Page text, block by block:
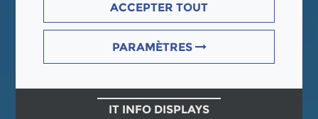
ACCEPTER TOUT
PARAMÈTRES
IT INFO DISPLAYS